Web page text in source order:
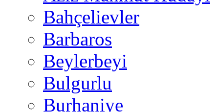
Bahçelievler
Barbaros
Beylerbeyi
Bulgurlu
Burhaniye